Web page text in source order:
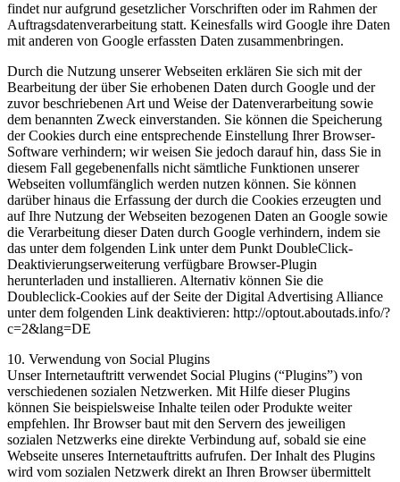
findet nur aufgrund gesetzlicher Vorschriften oder im Rahmen der
Auftragsdatenverarbeitung statt. Keinesfalls wird Google ihre Daten
mit anderen von Google erfassten Daten zusammenbringen.
Durch die Nutzung unserer Webseiten erklären Sie sich mit der
Bearbeitung der über Sie erhobenen Daten durch Google und der
zuvor beschriebenen Art und Weise der Datenverarbeitung sowie
dem benannten Zweck einverstanden. Sie können die Speicherung
der Cookies durch eine entsprechende Einstellung Ihrer Browser-
Software verhindern; wir weisen Sie jedoch darauf hin, dass Sie in
diesem Fall gegebenenfalls nicht sämtliche Funktionen unserer
Webseiten vollumfänglich werden nutzen können. Sie können
darüber hinaus die Erfassung der durch die Cookies erzeugten und
auf Ihre Nutzung der Webseiten bezogenen Daten an Google sowie
die Verarbeitung dieser Daten durch Google verhindern, indem sie
das unter dem folgenden Link unter dem Punkt DoubleClick-
Deaktivierungserweiterung verfügbare Browser-Plugin
herunterladen und installieren. Alternativ können Sie die
Doubleclick-Cookies auf der Seite der Digital Advertising Alliance
unter dem folgenden Link deaktivieren: http://optout.aboutads.info/?
c=2&lang=DE
10. Verwendung von Social Plugins
Unser Internetauftritt verwendet Social Plugins (“Plugins”) von
verschiedenen sozialen Netzwerken. Mit Hilfe dieser Plugins
können Sie beispielsweise Inhalte teilen oder Produkte weiter
empfehlen. Ihr Browser baut mit den Servern des jeweiligen
sozialen Netzwerks eine direkte Verbindung auf, sobald sie eine
Webseite unseres Internetauftritts aufrufen. Der Inhalt des Plugins
wird vom sozialen Netzwerk direkt an Ihren Browser übermittelt